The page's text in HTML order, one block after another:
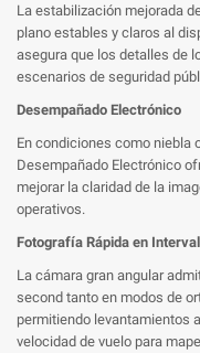
La estabilización mejorada
plano estables y claros al
asegura que los detalles de
escenarios de seguridad
Desempañado Electrónico
En condiciones como niebla
Desempañado Electrónico
mejorar la claridad de la
operativos.
Fotografía Rápida en
La cámara gran angular
second tanto en modos de
permitiendo levantamientos
velocidad de vuelo para